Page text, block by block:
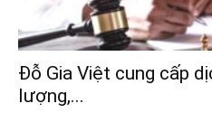
Đỗ Gia Việt cung cấp
lượng,...